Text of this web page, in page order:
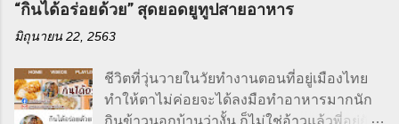
“กินได้อร่อยด้วย” สุดยอดยูทูปสายอาหาร
มิถุนายน 22, 2563
ชีวิตที่วุ่นวายในวัยทำงานตอนที่อยู่เมืองไทย
ทำให้ตาไม่ค่อยจะได้ลงมือทำอาหารมากนัก
กินข้าวนอกบ้านว่างั้น ก็ไม่ใช่อ้าวแล้วพี่อยู่ยัง